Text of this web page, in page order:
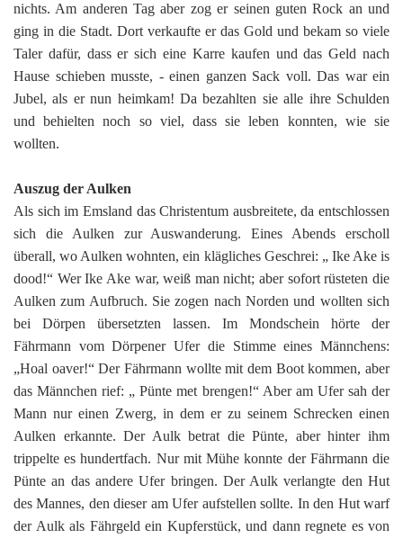
nichts. Am anderen Tag aber zog er seinen guten Rock an und
ging in die Stadt. Dort verkaufte er das Gold und bekam so viele
Taler dafür, dass er sich eine Karre kaufen und das Geld nach
Hause schieben musste, - einen ganzen Sack voll. Das war ein
Jubel, als er nun heimkam! Da bezahlten sie alle ihre Schulden
und behielten noch so viel, dass sie leben konnten, wie sie
wollten.
Auszug der Aulken
Als sich im Emsland das Christentum ausbreitete, da entschlossen
sich die Aulken zur Auswanderung. Eines Abends erscholl
überall, wo Aulken wohnten, ein klägliches Geschrei: „ Ike Ake is
dood!“ Wer Ike Ake war, weiß man nicht; aber sofort rüsteten die
Aulken zum Aufbruch. Sie zogen nach Norden und wollten sich
bei Dörpen übersetzten lassen. Im Mondschein hörte der
Fährmann vom Dörpener Ufer die Stimme eines Männchens:
„Hoal oaver!“ Der Fährmann wollte mit dem Boot kommen, aber
das Männchen rief: „ Pünte met brengen!“ Aber am Ufer sah der
Mann nur einen Zwerg, in dem er zu seinem Schrecken einen
Aulken erkannte. Der Aulk betrat die Pünte, aber hinter ihm
trippelte es hundertfach. Nur mit Mühe konnte der Fährmann die
Pünte an das andere Ufer bringen. Der Aulk verlangte den Hut
des Mannes, den dieser am Ufer aufstellen sollte. In den Hut warf
der Aulk als Fährgeld ein Kupferstück, und dann regnete es von